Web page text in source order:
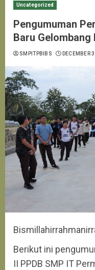
Uncategorized
Pengumuman
Baru Gelombang
SMPITPBIBS DECEMBER
Berikut ini
II PPDB SMP IT